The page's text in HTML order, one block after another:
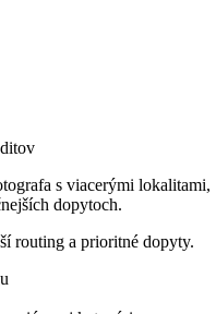
s viacerými lokalitami,
dopytoch.
routing a prioritné dopyty.